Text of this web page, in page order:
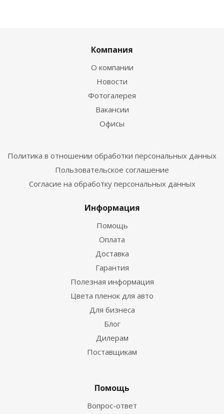
Компания
О компании
Новости
Фотогалерея
Вакансии
Офисы
Политика в отношении обработки персональных данных
Пользовательское соглашение
Согласие на обработку персональных данных
Информация
Помощь
Оплата
Доставка
Гарантия
Полезная информация
Цвета пленок для авто
Для бизнеса
Блог
Дилерам
Поставщикам
Помощь
Вопрос-ответ